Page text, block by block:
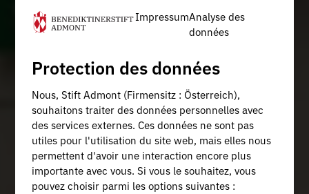
ImpressumAnalyse des
données
Protection des données
Nous, Stift Admont (Firmensitz : Österreich),
souhaitons traiter des données personnelles avec
des services externes. Ces données ne sont pas
utiles pour l'utilisation du site web, mais elles nous
permettent d'avoir une interaction encore plus
importante avec vous. Si vous le souhaitez, vous
pouvez choisir parmi les options suivantes :